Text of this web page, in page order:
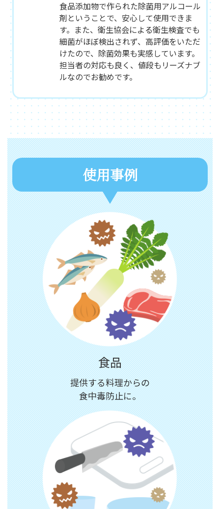
食品添加物で作られた除菌用アルコール
剤ということで、安心して使用できま
す。また、衛生協会による衛生検査でも
細菌がほぼ検出されず、高評価をいただ
けたので、除菌効果も実感しています。
担当者の対応も良く、値段もリーズナブ
ルなのでお勧めです。
使用事例
食品
提供する料理からの
食中毒防止に。